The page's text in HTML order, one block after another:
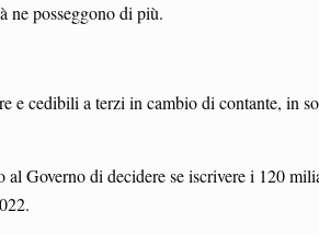
ne posseggono di più.
cedibili a terzi in cambio di contante, in
Governo di decidere se iscrivere i 120